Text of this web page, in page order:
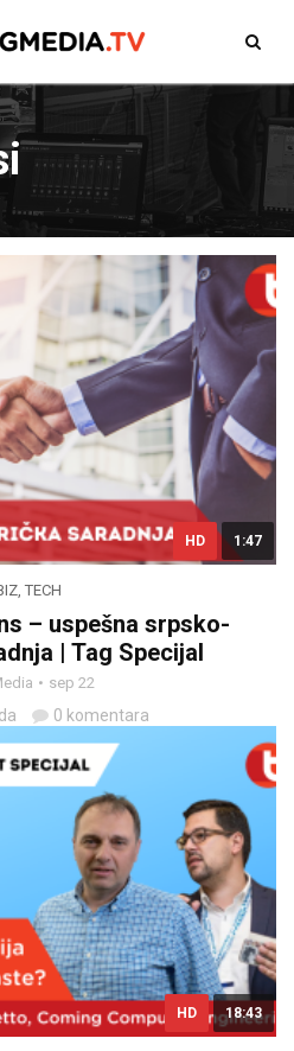
HD 1:47
, TECH
– uspešna srpsko-
| Tag Specijal
sep 22
0 komentara
HD 18:43